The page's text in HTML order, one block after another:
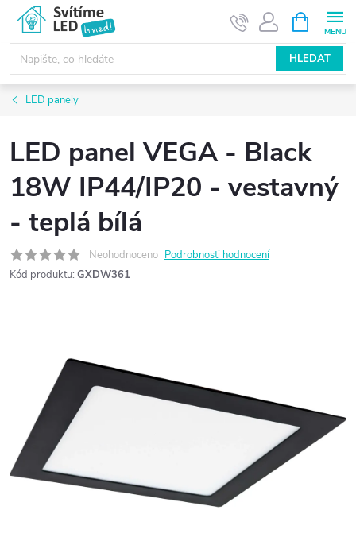
obsah
HLEDAT
NÁKUPNÍ
KOŠÍK
LED panely
LED panel VEGA - Black
18W IP44/IP20 - vestavný
- teplá bílá
Neohodnoceno Podrobnosti hodnocení
Kód produktu: GXDW361